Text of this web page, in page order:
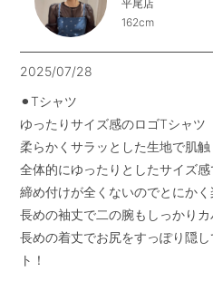
平尾店
162cm
2025/07/28
⚫︎Tシャツ
ゆったりサイズ感のロゴTシャツ
柔らかくサラッとした生地で肌
全体的にゆったりとしたサイズ感
締め付けが全くないのでとにかく
長めの袖丈で二の腕もしっかり
長めの着丈でお尻をすっぽり隠
ト！